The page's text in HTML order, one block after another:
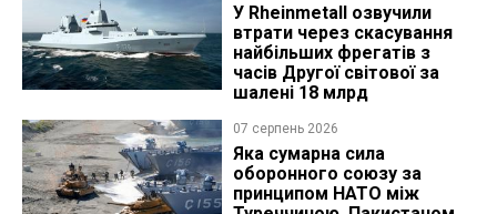
У Rheinmetall озвучили
втрати через скасування
найбільших фрегатів з
часів Другої світової за
шалені 18 млрд
07 серпень 2026
Яка сумарна сила
оборонного союзу за
принципом НАТО між